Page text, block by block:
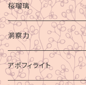
桜瑠璃
洞察力
アポフィライト